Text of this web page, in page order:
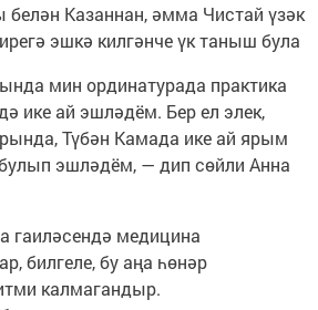
Казаннан, әмма Чистай үзәк
эшкә килгәнче үк таныш була
мин ординатурада практика
ике ай эшләдём. Бер ел элек,
Түбән Камада ике ай ярым
эшләдём, — дип сөйли Анна
гаиләсендә медицина
билгеле, бу аңа һөнәр
калмагандыр.